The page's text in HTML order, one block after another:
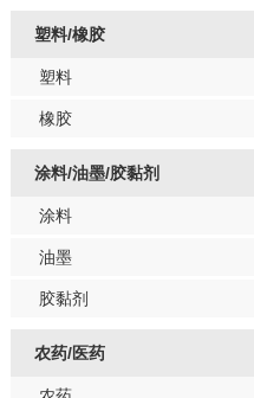
塑料/橡胶
塑料
橡胶
涂料/油墨/胶黏剂
涂料
油墨
胶黏剂
农药/医药